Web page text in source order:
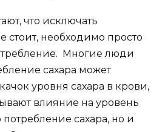
что исключать
стоит, необходимо просто
Многие люди
сахара может
уровня сахара в крови,
влияние на уровень
сахара, но и